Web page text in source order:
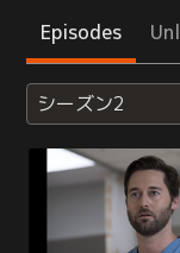
Episodes
シーズン2